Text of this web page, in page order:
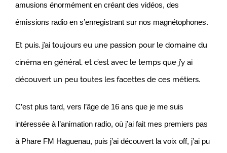
amusions énormément en créant des vidéos, des
émissions radio en s’enregistrant sur nos magnétophones.
Et puis, j’ai toujours eu une passion pour le domaine du
cinéma en général, et c’est avec le temps que j’y ai
découvert un peu toutes les facettes de ces métiers.
C’est plus tard, vers l’âge de 16 ans que je me suis
intéressée à l’animation radio, où j’ai fait mes premiers pas
à Phare FM Haguenau, puis j’ai découvert la voix off, j’ai pu